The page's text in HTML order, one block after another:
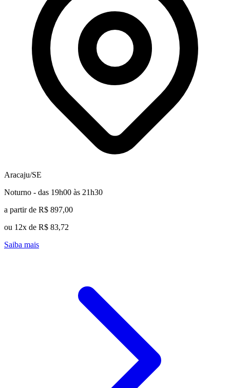
Aracaju/SE
Noturno - das 19h00 às 21h30
a partir de R$ 897,00
ou 12x de R$ 83,72
Saiba mais